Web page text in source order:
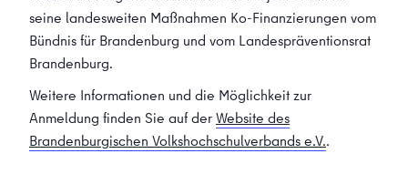
seine landesweiten Maßnahmen Ko-Finanzierungen vom
Bündnis für Brandenburg und vom Landespräventionsrat
Brandenburg.
Weitere Informationen und die Möglichkeit zur
Anmeldung finden Sie auf derWebsite des
Brandenburgischen Volkshochschulverbands e.V..